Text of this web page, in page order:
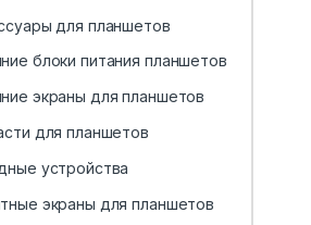
для планшетов
блоки питания планшетов
экраны для планшетов
для планшетов
устройства
экраны для планшетов